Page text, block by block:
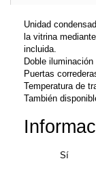
Unidad
la vitrina
incluida.
Doble iluminación
Puertas
Temperatura de
También
Sí